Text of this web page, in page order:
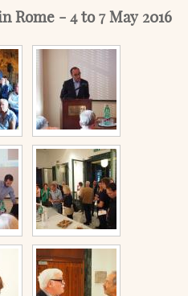
Rome - 4 to 7 May 2016